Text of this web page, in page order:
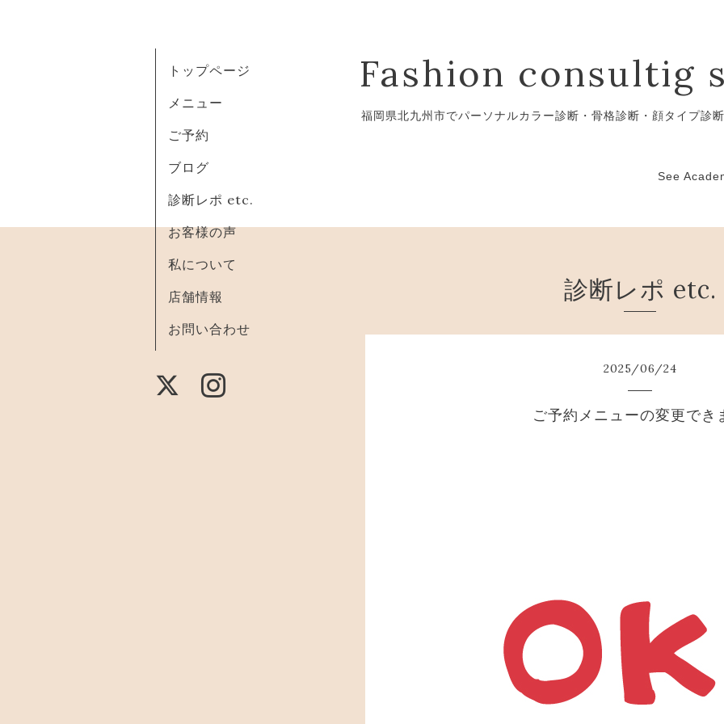
Fashion consultig
福岡県北九州市でパーソナルカラー診断・骨格診断・顔タイプ診
See
トップページ
メニュー
ご予約
ブログ
診断レポ etc.
お客様の声
私について
店舗情報
お問い合わせ
診断レポ etc.
2025/06/24
ご予約メニューの変更でき